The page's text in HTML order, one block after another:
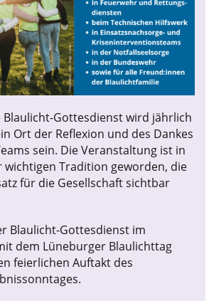
Blaulicht-Gottesdienst wird jährlich
Ort der Reflexion und des Dankes
sein. Die Veranstaltung ist in
wichtigen Tradition geworden, die
für die Gesellschaft sichtbar
Blaulicht-Gottesdienst im
dem Lüneburger Blaulichttag
feierlichen Auftakt des